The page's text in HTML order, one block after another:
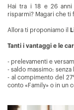
Hai tra i 18 e 26
risparmi? Magari che ti
Allora ti proponiamo il
Tanti i vantaggi e le
- prelevamenti e
- saldo massimo: senza
- al compimento del
conto «Family» o in un